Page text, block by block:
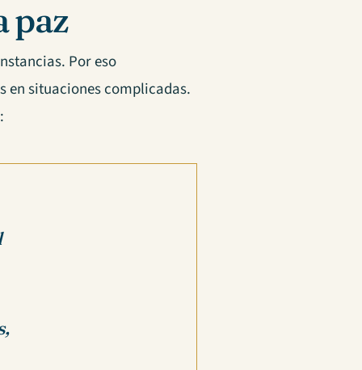
paz
Por eso
en situaciones complicadas.